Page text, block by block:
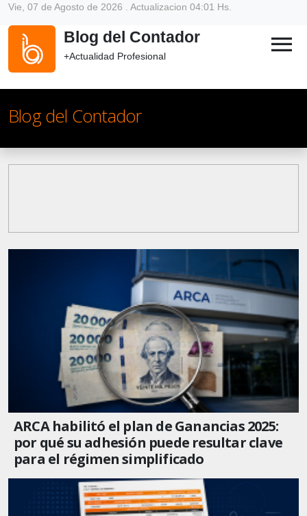
Vie, 07 de Agosto de 2026 . Actualizacion 04:01 Hs.
Blog del Contador
+Actualidad Profesional menu
Blog del Contador
ARCA habilitó el plan de Ganancias 2025:
por qué su adhesión puede resultar clave
para el régimen simplificado